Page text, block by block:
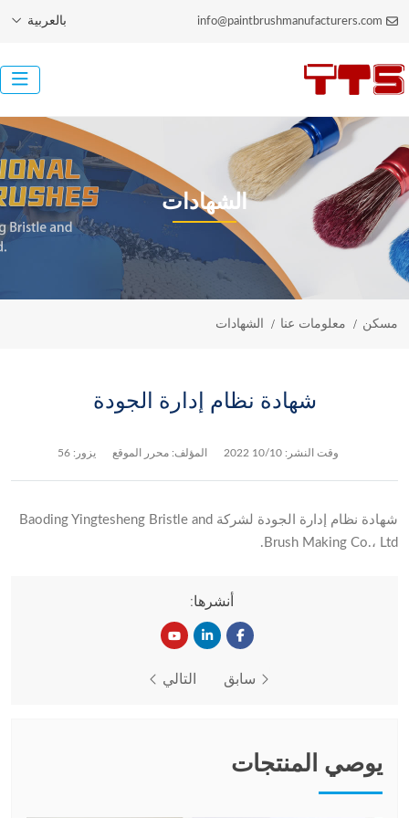
info@paintbrushmanufacturers.com بالعربية
الشهادات
مسكن معلومات عنا الشهادات
شهادة نظام إدارة الجودة
وقت النشر:10/10 2022 المؤلف: محرر الموقع يزور: 56
شهادة نظام إدارة الجودة لشركة Baoding Yingtesheng Bristle and
Brush Making Co.، Ltd.
أنشرها:
سابق التالي
يوصي المنتجات